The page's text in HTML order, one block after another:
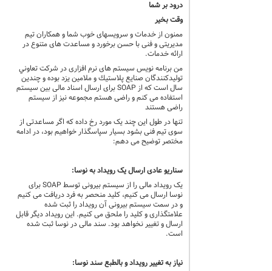
درود بر شما
وقت بخیر
ممنون از خدمات و سرویسهای خوب شما و همکاران تیم
مدیریتی و فنی با حسن برخورد و مساعدت های متنوع در
ارائه خدمات.
من برنامه نویس سیستم های نرم افزاری در شركت تعاوني
توليدكنندگان صنايع پلاستيك و ملامين يزد بوده و چندین
سال است که از SOAP برای ارسال اسناد مالی بین سیستم
استفاده می کنم و راضی هستم مجموعه نیز از سیستم
راضی هستند
تنها در طول این چند یک مورد رخ داده که اگر مساعدتی از
سوی تیم فنی بشود بسیار سپاسگذار خواهیم بود، در ادامه
مختصر توضیح می دهم:
سناریو عادی ارسال یک رویداد به نوسا:
یک رویداد مالی را از سیستم بیرونی توسط SOAP برای
نوسا ارسال می کنیم، کلید منحصر به فرد دریافت می کنیم
و در سمت سیستم بیرونی آن رویداد را ثبت شده
علامتگذاری و کلید را ملحق می کنیم. این رویداد دیگر قابل
ارسال و تغییر نخواهد بود. سند مالی در نوسا ثبت شده
است.
نیاز به تغییر رویداد و بالطبع سند نوسا: